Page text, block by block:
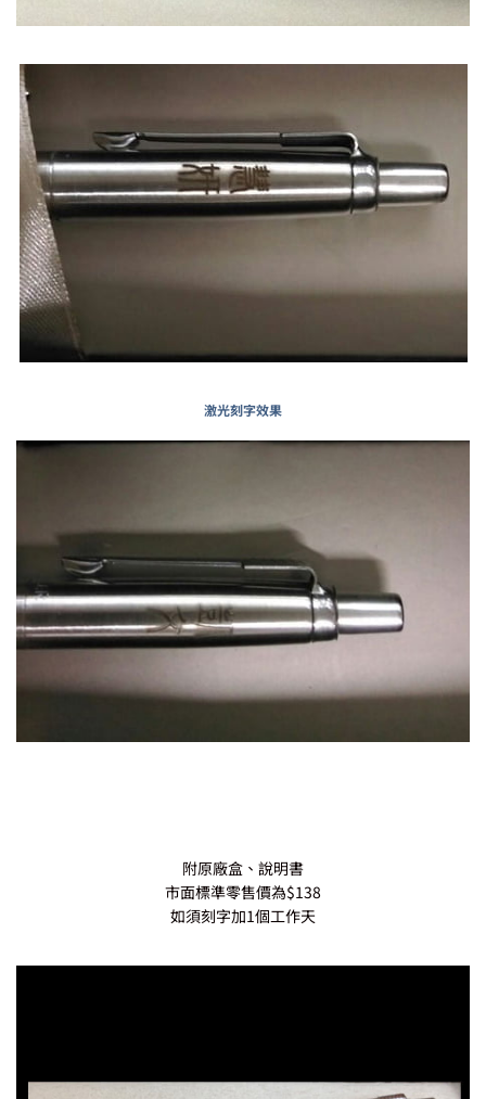
激光刻字效果
附原廠盒、說明書
市面標準零售價為$138
如須刻字加1個工作天